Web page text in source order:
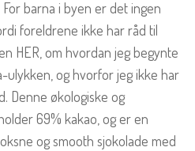
barna i byen er det ingen
foreldrene ikke har råd til
HER, om hvordan jeg begynte
ulykken, og hvorfor jeg ikke har
Denne økologiske og
69% kakao, og er en
og smooth sjokolade med